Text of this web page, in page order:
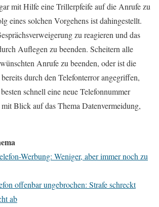
mit Hilfe eine Trillerpfeife auf die Anrufe zu
eines solchen Vorgehens ist dahingestellt.
zu reagieren und das
Auflegen zu beenden. Scheitern alle
Anrufe zu beenden, oder ist die
durch den Telefonterror angegriffen,
schnell eine neue Telefonnummer
Blick auf das Thema Datenvermeidung,
Werbung: Weniger, aber immer noch zu
offenbar ungebrochen: Strafe schreckt
ab